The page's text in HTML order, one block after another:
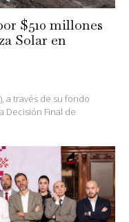
$510 millones
Solar en
a través de su fondo
Decisión Final de